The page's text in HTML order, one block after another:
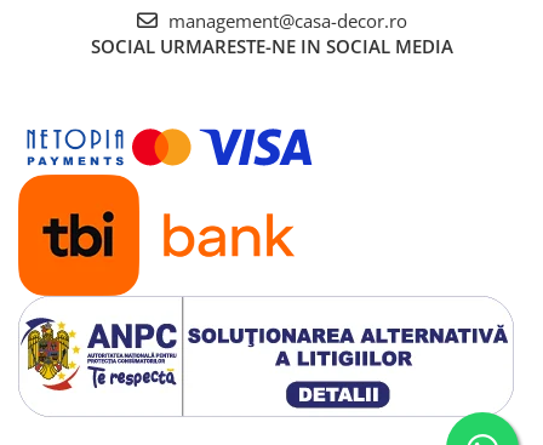
management@casa-decor.ro
SOCIAL URMARESTE-NE IN SOCIAL MEDIA